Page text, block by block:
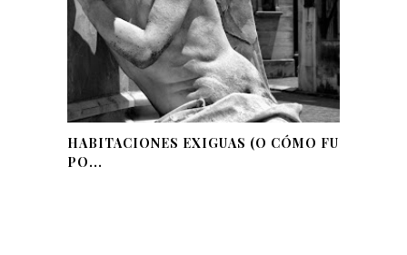
HABITACIONES EXIGUAS (O CÓMO FUÍ
PO...